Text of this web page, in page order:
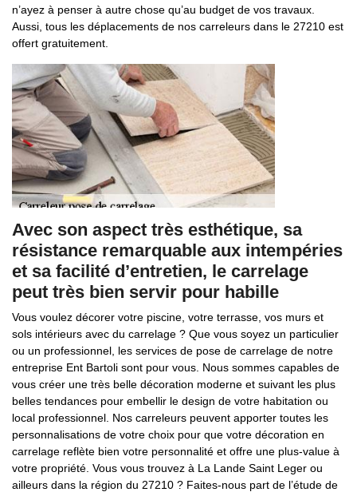
n’ayez à penser à autre chose qu’au budget de vos travaux.
Aussi, tous les déplacements de nos carreleurs dans le 27210 est
offert gratuitement.
Avec son aspect très esthétique, sa
résistance remarquable aux intempéries
et sa facilité d’entretien, le carrelage
peut très bien servir pour habille
Vous voulez décorer votre piscine, votre terrasse, vos murs et
sols intérieurs avec du carrelage ? Que vous soyez un particulier
ou un professionnel, les services de pose de carrelage de notre
entreprise Ent Bartoli sont pour vous. Nous sommes capables de
vous créer une très belle décoration moderne et suivant les plus
belles tendances pour embellir le design de votre habitation ou
local professionnel. Nos carreleurs peuvent apporter toutes les
personnalisations de votre choix pour que votre décoration en
carrelage reflète bien votre personnalité et offre une plus-value à
votre propriété. Vous vous trouvez à La Lande Saint Leger ou
ailleurs dans la région du 27210 ? Faites-nous part de l’étude de